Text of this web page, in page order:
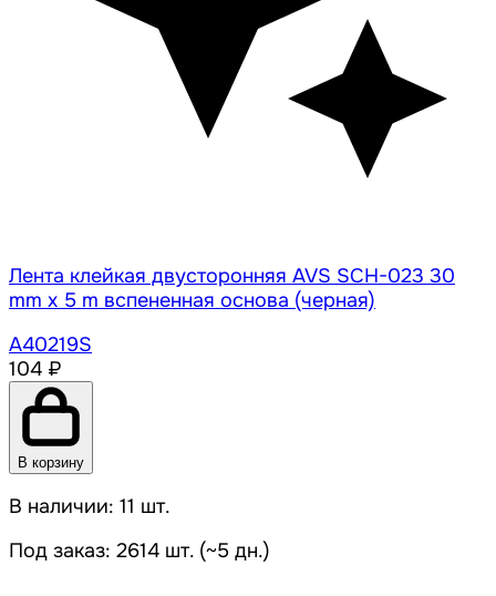
Лента клейкая двусторонняя AVS SCH-023 30
mm x 5 m вспененная основа (черная)
A40219S
104 ₽
В корзину
В наличии: 11 шт.
Под заказ: 2614 шт. (~5 дн.)